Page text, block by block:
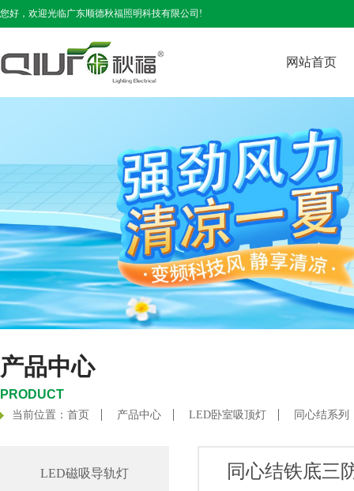
您好，欢迎光临广东顺德秋福照明科技有限公司!
网站首页
产品中心
PRODUCT
当前位置： 首页 产品中心 LED卧室吸顶灯 同心结系列
LED磁吸导轨灯 同心结铁底三